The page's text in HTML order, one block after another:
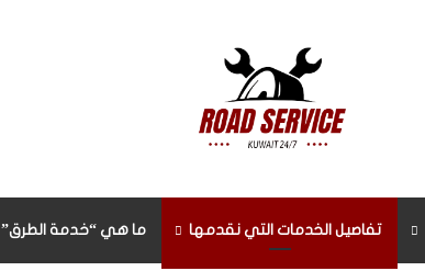
تفاصيل الخدمات التي نقدمها ما هي “خدمة الطرق”